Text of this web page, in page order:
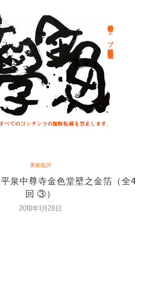
総合文学ウェブ情報誌 文学金魚
美術批評
泉中尊寺金色堂壁之金箔（全4
回 ③）
2018年1月28日